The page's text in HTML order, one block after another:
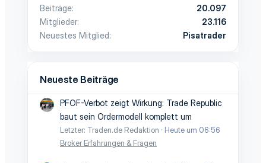
Beiträge
20.097
Mitglieder
23.116
Neuestes Mitglied
Pisatrader
Neueste Beiträge
PFOF-Verbot zeigt Wirkung: Trade Republic
baut sein Ordermodell komplett um
Letzter: Traden.de Redaktion
Heute um 06:56
Broker Erfahrungen & Fragen